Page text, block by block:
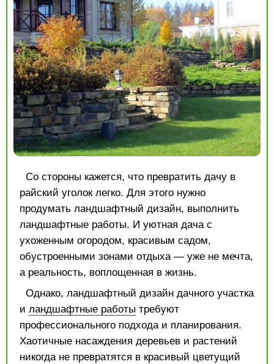
Со стороны кажется, что превратить дачу в
райский уголок легко. Для этого нужно
продумать ландшафтный дизайн, выполнить
ландшафтные работы. И уютная дача с
ухоженным огородом, красивым садом,
обустроенными зонами отдыха — уже не мечта,
а реальность, воплощенная в жизнь.
Однако, ландшафтный дизайн дачного участка
и ландшафтные работы требуют
профессионального подхода и планирования.
Хаотичные насаждения деревьев и растений
никогда не превратятся в красивый цветущий